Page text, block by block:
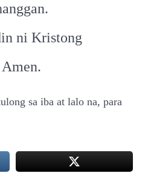
ni Kristong
sa iba at lalo na, para